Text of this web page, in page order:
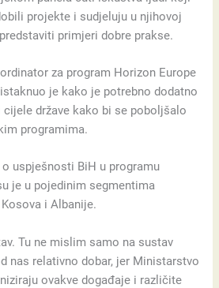
projekte i sudjeluju u njihovoj
primjeri dobre prakse.
za program Horizon Europe
je kako je potrebno dodatno
države kako bi se poboljšalo
programima.
uspješnosti BiH u programu
je u pojedinim segmentima
i Albanije.
Tu ne mislim samo na sustav
nas relativno dobar, jer Ministarstvo
ovakve događaje i različite